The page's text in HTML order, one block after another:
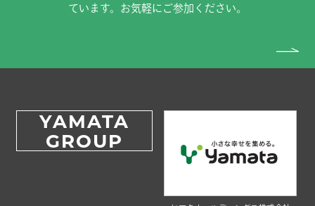
ています。お気軽にご参加ください。
YAMATA
GROUP